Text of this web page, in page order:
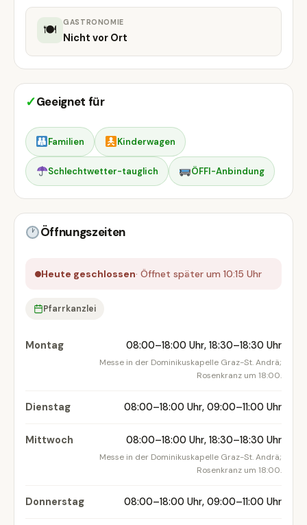
🍽 GASTRONOMIE
Nicht vor Ort
✓Geeignet für
Familien Kinderwagen
Schlechtwetter-tauglich ÖFFI-Anbindung
Öffnungszeiten
Heute geschlossen· Öffnet später um 10:15 Uhr
Pfarrkanzlei
Montag 08:00–18:00 Uhr, 18:30–18:30 Uhr
Messe in der Dominikuskapelle Graz-St. Andrä;
Rosenkranz um 18:00.
Dienstag 08:00–18:00 Uhr, 09:00–11:00 Uhr
Mittwoch 08:00–18:00 Uhr, 18:30–18:30 Uhr
Messe in der Dominikuskapelle Graz-St. Andrä;
Rosenkranz um 18:00.
Donnerstag 08:00–18:00 Uhr, 09:00–11:00 Uhr